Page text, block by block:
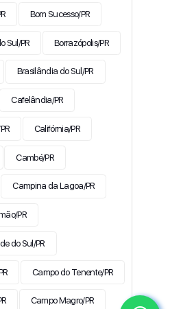
Bom Sucesso/PR
Sul/PR Borrazópolis/PR
Brasilândia do Sul/PR
Cafelândia/PR
Califórnia/PR
Cambé/PR
Campina da Lagoa/PR
PR
do Sul/PR
Campo do Tenente/PR
Campo Magro/PR